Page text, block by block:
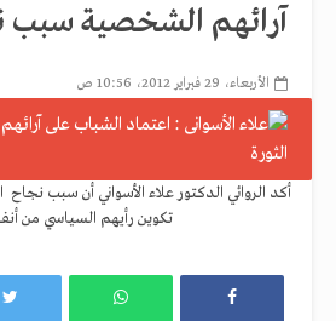
آرائهم الشخصية سبب
الأربعاء، 29 فبراير 2012، 10:56 ص
أكد الروائي الدكتور علاء الأسواني أن سبب نجاح
تكوين رأيهم السياسي من